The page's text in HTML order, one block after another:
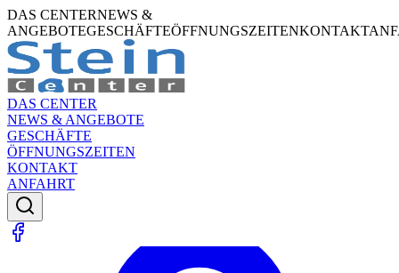
DAS CENTERNEWS &
ANGEBOTEGESCHÄFTEÖFFNUNGSZEITENKONTAKT
DAS CENTER
NEWS & ANGEBOTE
GESCHÄFTE
ÖFFNUNGSZEITEN
KONTAKT
ANFAHRT